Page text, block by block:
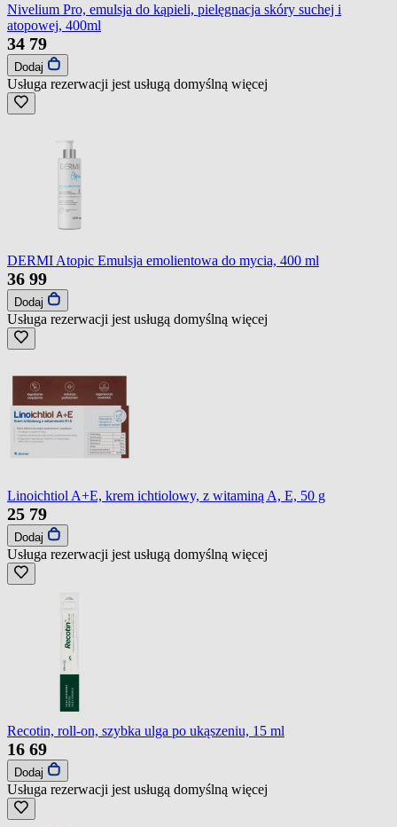
Nivelium Pro, emulsja do kąpieli, pielęgnacja skóry suchej i
atopowej, 400ml
34 79
Dodaj
Usługa rezerwacji jest usługą domyślną więcej
DERMI Atopic Emulsja emolientowa do mycia, 400 ml
36 99
Dodaj
Usługa rezerwacji jest usługą domyślną więcej
Linoichtiol A+E, krem ichtiolowy, z witaminą A, E, 50 g
25 79
Dodaj
Usługa rezerwacji jest usługą domyślną więcej
Recotin, roll-on, szybka ulga po ukąszeniu, 15 ml
16 69
Dodaj
Usługa rezerwacji jest usługą domyślną więcej